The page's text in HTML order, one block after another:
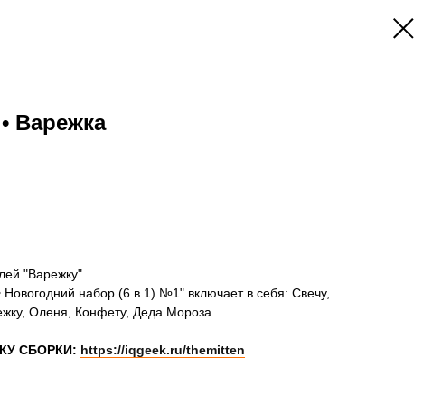
Варежка
"Варежку"
Новогодний набор (6 в 1) №1" включает в себя: Свечу,
Оленя, Конфету, Деда Мороза.
СБОРКИ: https://iqgeek.ru/themitten